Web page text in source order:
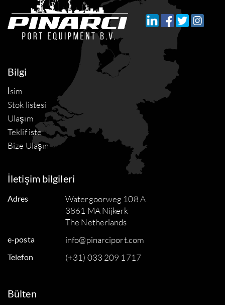
Bilgi
İsim
Stok listesi
Ulaşım
Teklif iste
Bize Ulaşın
İletişim bilgileri
Adres
Watergoorweg 108 A
3861 MA Nijkerk
The Netherlands
e-posta info@pinarciport.com
Telefon (+31) 033 209 1717
Bülten